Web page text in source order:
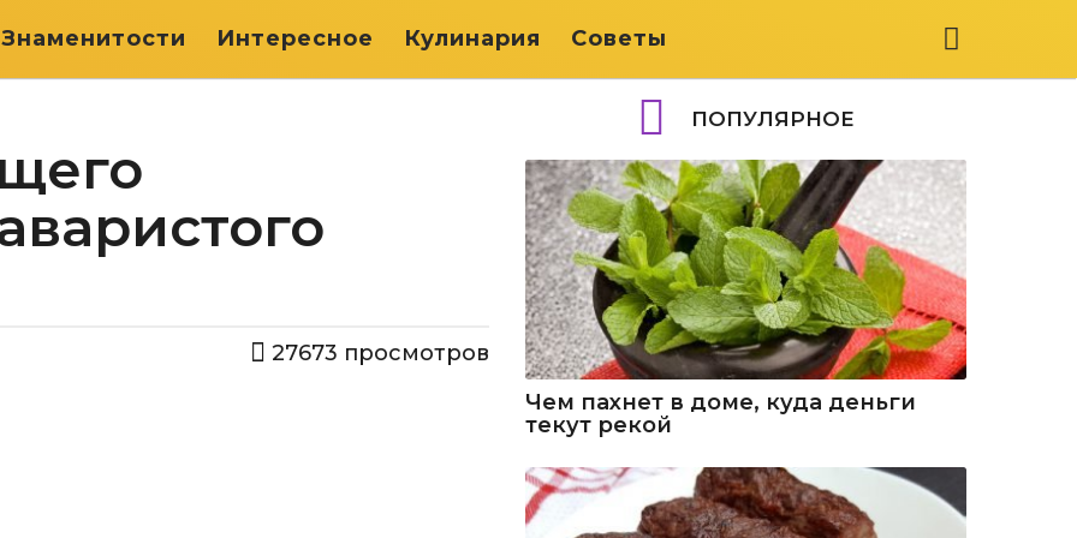
Знаменитости Интересное Кулинария Советы
27673 просмотров
ПОПУЛЯРНОЕ
Чем пахнет в доме, куда деньги
текут рекой